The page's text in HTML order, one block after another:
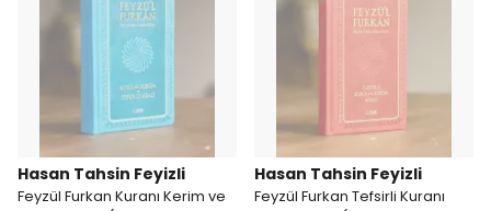
Hasan Tahsin Feyizli
Feyzül Furkan Kuranı Kerim ve
Hasan Tahsin Feyizli
Feyzül Furkan Tefsirli Kuranı